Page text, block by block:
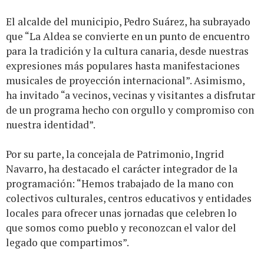
El alcalde del municipio, Pedro Suárez, ha subrayado
que “La Aldea se convierte en un punto de encuentro
para la tradición y la cultura canaria, desde nuestras
expresiones más populares hasta manifestaciones
musicales de proyección internacional”. Asimismo,
ha invitado “a vecinos, vecinas y visitantes a disfrutar
de un programa hecho con orgullo y compromiso con
nuestra identidad”.
Por su parte, la concejala de Patrimonio, Ingrid
Navarro, ha destacado el carácter integrador de la
programación: “Hemos trabajado de la mano con
colectivos culturales, centros educativos y entidades
locales para ofrecer unas jornadas que celebren lo
que somos como pueblo y reconozcan el valor del
legado que compartimos”.